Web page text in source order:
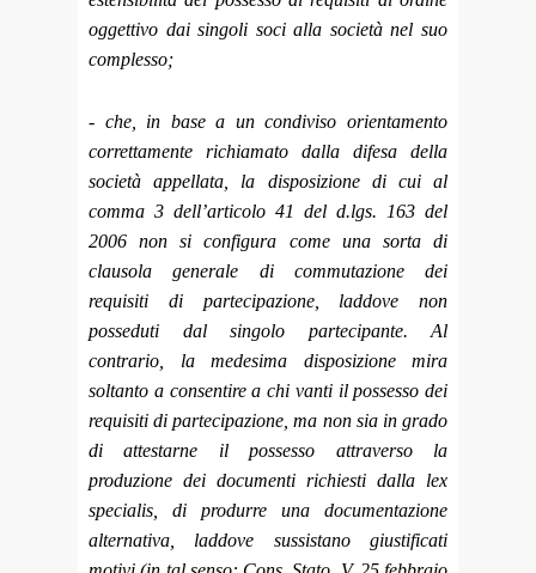
oggettivo dai singoli soci alla società nel suo
complesso;
- che, in base a un condiviso orientamento
correttamente richiamato dalla difesa della
società appellata, la disposizione di cui al
comma 3 dell’articolo 41 del d.lgs. 163 del
2006 non si configura come una sorta di
clausola generale di commutazione dei
requisiti di partecipazione, laddove non
posseduti dal singolo partecipante. Al
contrario, la medesima disposizione mira
soltanto a consentire a chi vanti il possesso dei
requisiti di partecipazione, ma non sia in grado
di attestarne il possesso attraverso la
produzione dei documenti richiesti dalla lex
specialis, di produrre una documentazione
alternativa, laddove sussistano giustificati